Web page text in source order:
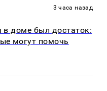
3 часа назад
в доме был достаток:
могут помочь